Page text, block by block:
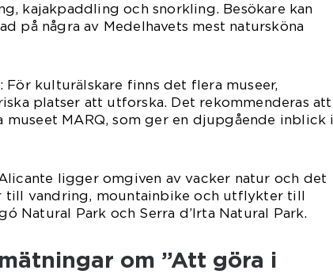
kajakpaddling och snorkling. Besökare kan
på några av Medelhavets mest natursköna
För kulturälskare finns det flera museer,
platser att utforska. Det rekommenderas att
museet MARQ, som ger en djupgående inblick i
ligger omgiven av vacker natur och det
till vandring, mountainbike och utflykter till
Natural Park och Serra d’Irta Natural Park.
om ”Att göra i